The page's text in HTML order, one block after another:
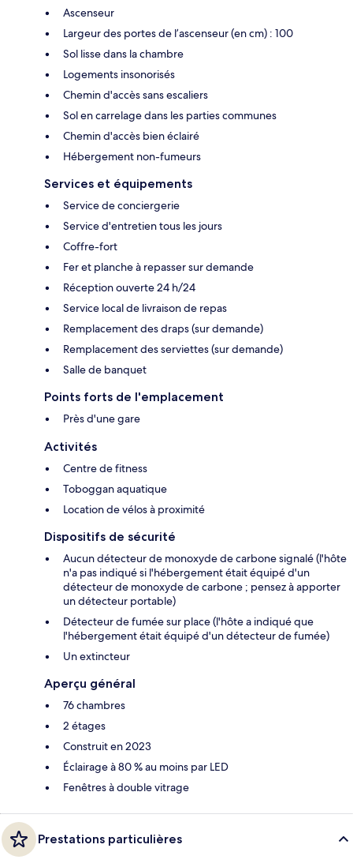
Ascenseur
Largeur des portes de l’ascenseur (en cm) : 100
Sol lisse dans la chambre
Logements insonorisés
Chemin d'accès sans escaliers
Sol en carrelage dans les parties communes
Chemin d'accès bien éclairé
Hébergement non-fumeurs
Services et équipements
Service de conciergerie
Service d'entretien tous les jours
Coffre-fort
Fer et planche à repasser sur demande
Réception ouverte 24 h/24
Service local de livraison de repas
Remplacement des draps (sur demande)
Remplacement des serviettes (sur demande)
Salle de banquet
Points forts de l'emplacement
Près d'une gare
Activités
Centre de fitness
Toboggan aquatique
Location de vélos à proximité
Dispositifs de sécurité
Aucun détecteur de monoxyde de carbone signalé (l'hôte
n'a pas indiqué si l'hébergement était équipé d'un
détecteur de monoxyde de carbone ; pensez à apporter
un détecteur portable)
Détecteur de fumée sur place (l'hôte a indiqué que
l'hébergement était équipé d'un détecteur de fumée)
Un extincteur
Aperçu général
76 chambres
2 étages
Construit en 2023
Éclairage à 80 % au moins par LED
Fenêtres à double vitrage
Prestations particulières